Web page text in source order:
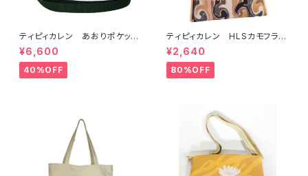
ティピィカレン あおりポケット
スクエアショルダーバッグ
¥6,600
40%OFF
ティピィカレン HLSカモフラー
ジュ太ストラップビッグバッグ
¥2,640
80%OFF